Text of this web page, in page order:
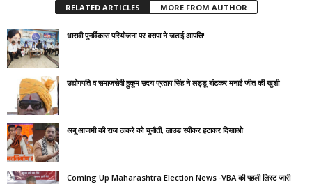
RELATED ARTICLES MORE FROM AUTHOR
धारावी पुनर्विकास परियोजना पर बसपा ने जताई आपत्ति!
उद्योगपति व समाजसेवी हुकूम उदय प्रताप सिंह ने लड्डू बांटकर मनाई जीत की खुशी
अबू आजमी की राज ठाकरे को चुनौती, लाउड स्पीकर हटाकर दिखाओ
Coming Up Maharashtra Election News -VBA की पहली लिस्ट जारी